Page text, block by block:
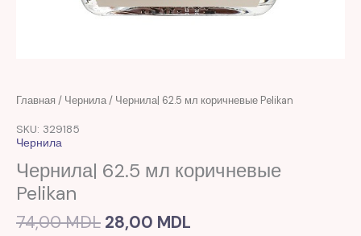
Главная / Чернила/ Чернила| 62.5 мл коричневые Pelikan
SKU: 329185
Чернила
Чернила| 62.5 мл коричневые
Pelikan
74,00MDL
Первоначальная
28,00 MDL
Текущая
Количество
Чернила|
62.5
мл
коричневые